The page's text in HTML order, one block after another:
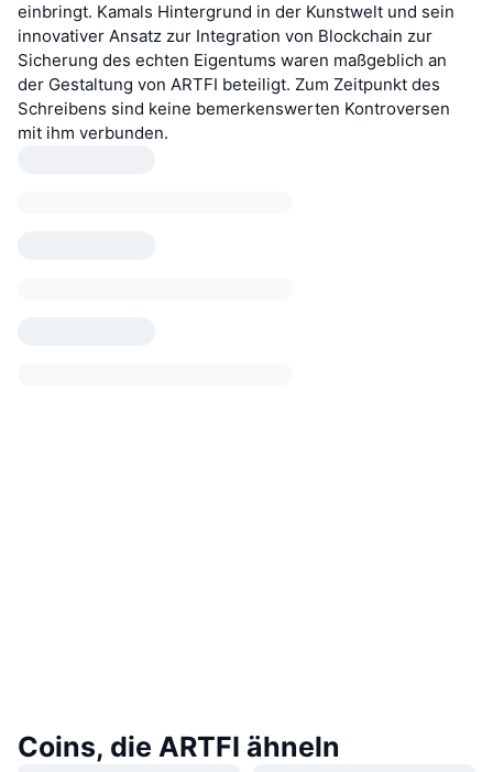
einbringt. Kamals Hintergrund in der Kunstwelt und sein
innovativer Ansatz zur Integration von Blockchain zur
Sicherung des echten Eigentums waren maßgeblich an
der Gestaltung von ARTFI beteiligt. Zum Zeitpunkt des
Schreibens sind keine bemerkenswerten Kontroversen
mit ihm verbunden.
Coins, die ARTFI ähneln